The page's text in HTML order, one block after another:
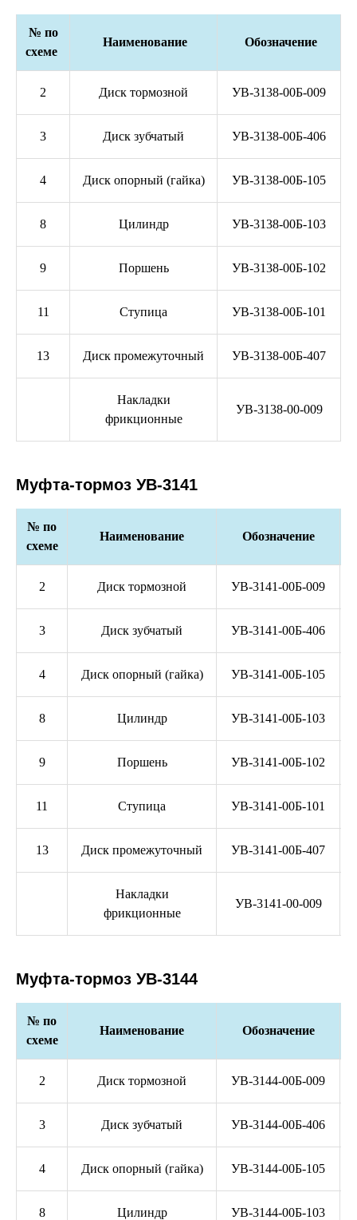
№ по
схеме
Наименование Обозначение
2 Диск тормозной УВ-3138-00Б-009
3 Диск зубчатый УВ-3138-00Б-406
4 Диск опорный (гайка) УВ-3138-00Б-105
8 Цилиндр УВ-3138-00Б-103
9 Поршень УВ-3138-00Б-102
11 Ступица УВ-3138-00Б-101
13 Диск промежуточный УВ-3138-00Б-407
Накладки
фрикционные
УВ-3138-00-009
Муфта-тормоз УВ-3141
№ по
схеме
Наименование Обозначение
2 Диск тормозной УВ-3141-00Б-009
3 Диск зубчатый УВ-3141-00Б-406
4 Диск опорный (гайка) УВ-3141-00Б-105
8 Цилиндр УВ-3141-00Б-103
9 Поршень УВ-3141-00Б-102
11 Ступица УВ-3141-00Б-101
13 Диск промежуточный УВ-3141-00Б-407
Накладки
фрикционные
УВ-3141-00-009
Муфта-тормоз УВ-3144
№ по
схеме
Наименование Обозначение
2 Диск тормозной УВ-3144-00Б-009
3 Диск зубчатый УВ-3144-00Б-406
4 Диск опорный (гайка) УВ-3144-00Б-105
8 Цилиндр УВ-3144-00Б-103